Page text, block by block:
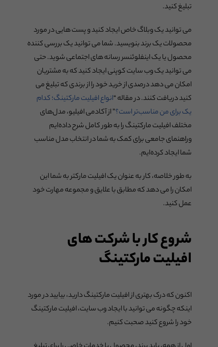
تبلیغ کنید.
می توانید یک وبلاگ خاص ایجاد کنید و پست هایی در مورد
محصولات یک برند بنویسید. شما می توانید یک بررسی کننده
محصول یا یک اینفلوئنسر رسانه های اجتماعی شوید. حتی
می توانید یک وب سایت کوپنی ایجاد کنید که به مشتریان
امکان می دهد درصدی از خرید خود را از برندی که تبلیغ می
کنید دریافت کنند. در مقاله “انواع افیلیت مارکتینگ؛ کدام
یک برای من مناسب‌تر است؟” از آکادمی افیلیو، مدل‌های
مختلف افیلیت مارکتینگ را به طور کامل شرح داده‌ایم
وراهنمای جامعی برای کمک به شما در انتخاب مدل مناسب
شما ایجاد کرده‌ایم.
به طور خلاصه، کار به عنوان یک افیلیت مارکتر به شما این
امکان را می دهد که مطابق با علایق و مجموعه مهارت خود
عمل کنید.
شروع کار با شرکت های
افیلیت مارکتینگ
اکنون که درک بهتری از افیلیت مارکتینگ دارید، بیایید در مورد
اینکه چگونه می توانید با ایجاد وب سایت، افیلیت مارکتینگ
خود را شروع کنید صحبت کنیم.